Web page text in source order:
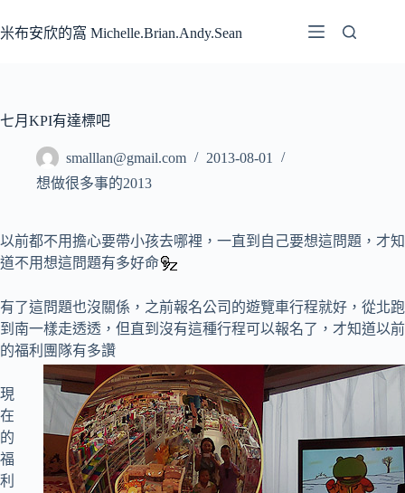
至
容
米布安欣的窩 Michelle.Brian.Andy.Sean
七月KPI有達標吧
smalllan@gmail.com
2013-08-01
想做很多事的2013
以前都不用擔心要帶小孩去哪裡，一直到自己要想這問題，才知
道不用想這問題有多好命
有了這問題也沒關係，之前報名公司的遊覽車行程就好，從北跑
到南一樣走透透，但直到沒有這種行程可以報名了，才知道以前
的福利團隊有多讚
現
在
的
福
利